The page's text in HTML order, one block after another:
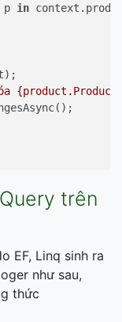
p in context.
trên
EF, Linq sinh ra
như sau,
thức